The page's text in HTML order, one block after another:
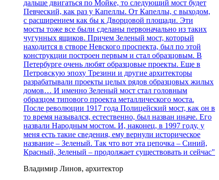
дальше двигаться по Мойке, то следующий мост будет
Певческий, как раз у Капеллы. От Капеллы, с выходом,
с расширением как бы к Дворцовой площади. Эти
мосты тоже все были сделаны первоначально из таких
чугунных ящиков. Причем Зеленый мост, который
находится в створе Невского проспекта, был по этой
конструкции построен первым и стал образцовым. В
Петербурге очень любят образцовые проекты. Еще в
Петровскую эпоху Трезини и другие архитекторы
разрабатывали проекты целых рядов образцовых жилых
домов… И именно Зеленый мост стал головным
образцом типового проекта металлического моста.
После революции 1917 года Полицейский мост, как он в
то время назывался, естественно, был назван иначе. Его
назвали Народным мостом. И, наконец, в 1997 году, у
меня есть такие сведения, ему вернули историческое
название – Зеленый. Так что вот эта цепочка – Синий,
Красный, Зеленый – продолжает существовать и сейчас"
Владимир Линов, архитектор